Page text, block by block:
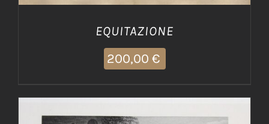
EQUITAZIONE
200,00 €